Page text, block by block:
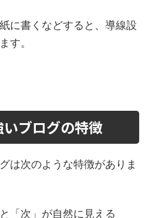
に書くなどすると、導線設
す。
ブログの特徴
は次のような特徴がありま
「次」が自然に見える